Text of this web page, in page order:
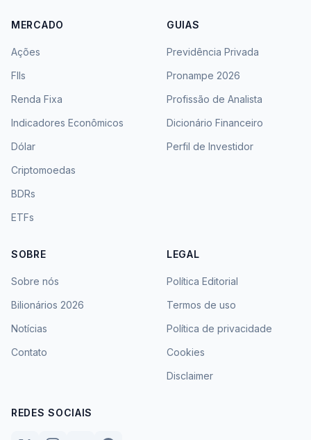
MERCADO
Ações
FIIs
Renda Fixa
Indicadores Econômicos
Dólar
Criptomoedas
BDRs
ETFs
GUIAS
Previdência Privada
Pronampe 2026
Profissão de Analista
Dicionário Financeiro
Perfil de Investidor
SOBRE
Sobre nós
Bilionários 2026
Notícias
Contato
LEGAL
Política Editorial
Termos de uso
Política de privacidade
Cookies
Disclaimer
REDES SOCIAIS